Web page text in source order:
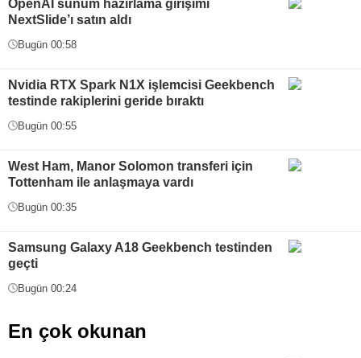
OpenAI sunum hazırlama girişimi
NextSlide’ı satın aldı
Bugün 00:58
Nvidia RTX Spark N1X işlemcisi Geekbench
testinde rakiplerini geride bıraktı
Bugün 00:55
West Ham, Manor Solomon transferi için
Tottenham ile anlaşmaya vardı
Bugün 00:35
Samsung Galaxy A18 Geekbench testinden
geçti
Bugün 00:24
En çok okunan